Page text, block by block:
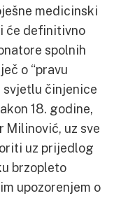
medicinski
će definitivno
spolnih
o “pravu
svjetlu činjenice
18. godine,
Milinović, uz sve
uz prijedlog
brzopleto
upozorenjem o